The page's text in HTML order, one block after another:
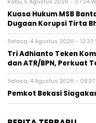
Kuasa Hukum MSB
Dugaan Korupsi Tirta
Selasa, 4 Agustus 2026 - 12:33
Tri Adhianto Teken
dan ATR/BPN, Perkuat
Selasa, 4 Agustus 2026 - 08:27
Pemkot Bekasi